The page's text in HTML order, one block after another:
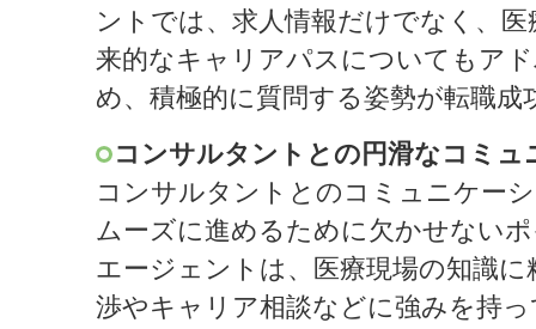
ントでは、求人情報だけでなく、
来的なキャリアパスについてもア
め、積極的に質問する姿勢が転職
コンサルタントとの円滑なコミュ
コンサルタントとのコミュニケー
ムーズに進めるために欠かせない
エージェントは、医療現場の知識
渉やキャリア相談などに強みを持